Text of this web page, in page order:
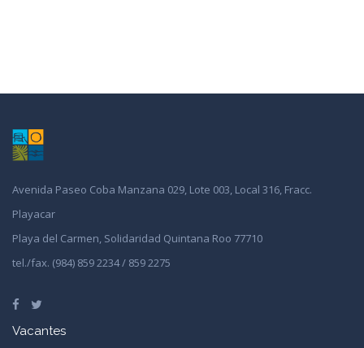
Avenida Paseo Coba Manzana 029, Lote 003, Local 316, Fracc.
Playacar
Playa del Carmen, Solidaridad Quintana Roo 77710
tel./fax. (984) 859 2234 / 859 2275
Vacantes